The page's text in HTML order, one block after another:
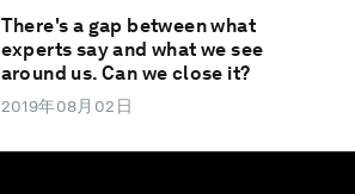
There's a gap between what
experts say and what we see
around us. Can we close it?
2019年08月02日